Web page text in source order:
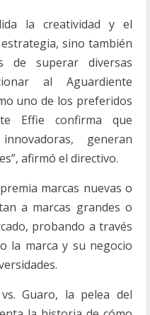
la creatividad y el
sino también
de superar diversas
al Aguardiente
uno de los preferidos
Effie confirma que
generan
afirmó el directivo.
marcas nuevas o
a marcas grandes o
probando a través
la marca y su negocio
Guaro, la pelea del